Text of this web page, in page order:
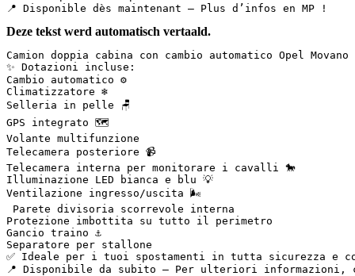
📍 Disponible dès maintenant – Plus d’infos en MP !
Deze tekst werd automatisch vertaald.
Camion doppia cabina con cambio automatico Opel
✨ Dotazioni incluse:
Cambio automatico ⚙️
Climatizzatore ❄️
Selleria in pelle 🪑
GPS integrato 🗺️
Volante multifunzione
Telecamera posteriore 📹
Telecamera interna per monitorare i cavalli 🐎
Illuminazione LED bianca e blu 💡
Ventilazione ingresso/uscita 🌬️
Parete divisoria scorrevole interna
Protezione imbottita su tutto il perimetro
Gancio traino ⚓
Separatore per stallone
✅ Ideale per i tuoi spostamenti in tutta sicurezza e
📍 Disponibile da subito – Per ulteriori